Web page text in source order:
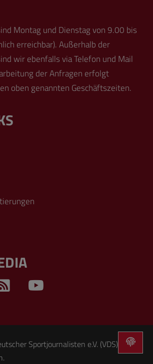
Montag und Dienstag von 9.00 bis
erreichbar). Außerhalb der
wir ebenfalls via Telefon und Mail
der Anfragen erfolgt
oben genannten Geschäftszeiten.
Sportjournalisten e.V. (VDS). Alle